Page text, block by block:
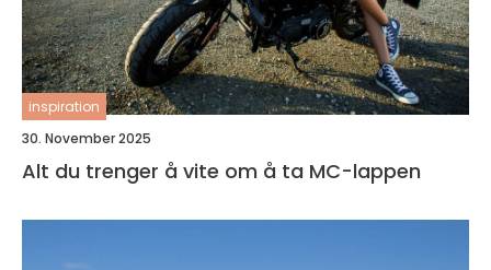
inspiration
30. November 2025
Alt du trenger å vite om å ta MC-lappen